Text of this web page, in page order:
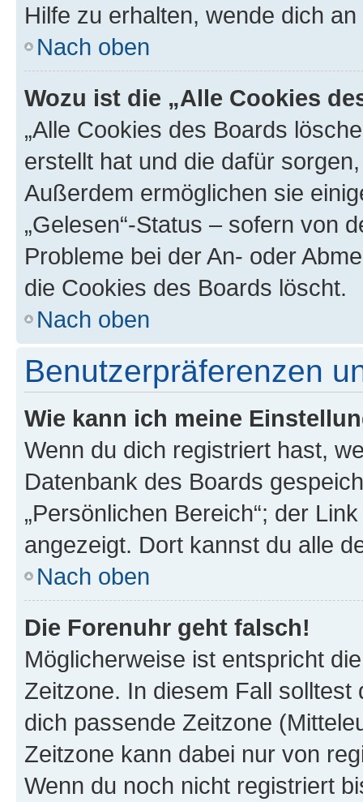
Hilfe zu erhalten, wende dich
Nach oben
Wozu ist die „Alle Cookies
„Alle Cookies des Boards
erstellt hat und die dafür
Außerdem ermöglichen sie
„Gelesen“-Status – sofern von
Probleme bei der An- oder
die Cookies des Boards löscht.
Nach oben
Benutzerpräferenzen
Wie kann ich meine
Wenn du dich registriert hast,
Datenbank des Boards
„Persönlichen Bereich“; der
angezeigt. Dort kannst du alle
Nach oben
Die Forenuhr geht falsch!
Möglicherweise ist entspricht
Zeitzone. In diesem Fall solltest
dich passende Zeitzone
Zeitzone kann dabei nur von
Wenn du noch nicht registriert